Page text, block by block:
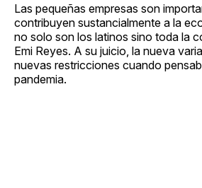
Las pequeñas empresas son
contribuyen sustancialmente a la
no solo son los latinos sino toda la
Emi Reyes. A su juicio, la nueva
nuevas restricciones cuando
pandemia.